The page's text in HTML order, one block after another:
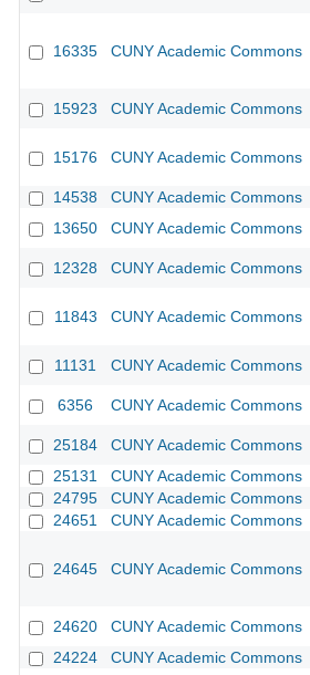
16335 CUNY Academic Commons
15923 CUNY Academic Commons
15176 CUNY Academic Commons
14538 CUNY Academic Commons
13650
CUNY Academic Commons
12328 CUNY Academic Commons
11843 CUNY Academic Commons
11131 CUNY Academic Commons
6356 CUNY Academic Commons
25184
CUNY Academic Commons
25131
CUNY Academic Commons
24795
CUNY Academic Commons
24651
CUNY Academic Commons
24645 CUNY Academic Commons
24620
CUNY Academic Commons
24224
CUNY Academic Commons